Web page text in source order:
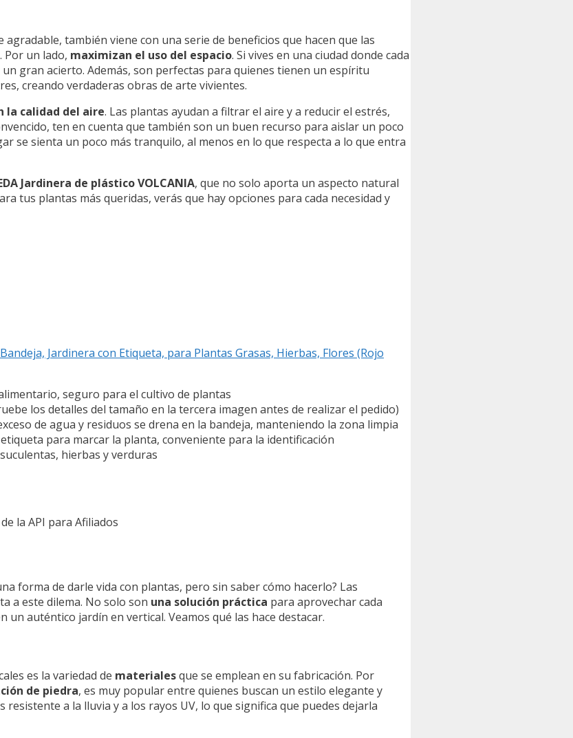
también viene con una serie de beneficios que hacen que las
Por un lado, maximizan el uso del espacio. Si vives en una ciudad donde cada
gran acierto. Además, son perfectas para quienes tienen un espíritu
creando verdaderas obras de arte vivientes.
la calidad del aire. Las plantas ayudan a filtrar el aire y a reducir el estrés,
ten en cuenta que también son un buen recurso para aislar un poco
se sienta un poco más tranquilo, al menos en lo que respecta a lo que entra
Jardinera de plástico VOLCANIA, que no solo aporta un aspecto natural
tus plantas más queridas, verás que hay opciones para cada necesidad y
Jardinera con Etiqueta, para Plantas Grasas, Hierbas, Flores (Rojo
seguro para el cultivo de plantas
los detalles del tamaño en la tercera imagen antes de realizar el pedido)
de agua y residuos se drena en la bandeja, manteniendo la zona limpia
para marcar la planta, conveniente para la identificación
hierbas y verduras
la API para Afiliados
forma de darle vida con plantas, pero sin saber cómo hacerlo? Las
a este dilema. No solo son una solución práctica para aprovechar cada
auténtico jardín en vertical. Veamos qué las hace destacar.
es la variedad de materialesque se emplean en su fabricación. Por
de piedra, es muy popular entre quienes buscan un estilo elegante y
a la lluvia y a los rayos UV, lo que significa que puedes dejarla